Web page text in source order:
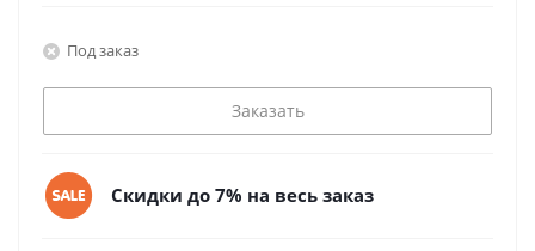
Под заказ
Заказать
Скидки до 7% на весь заказ